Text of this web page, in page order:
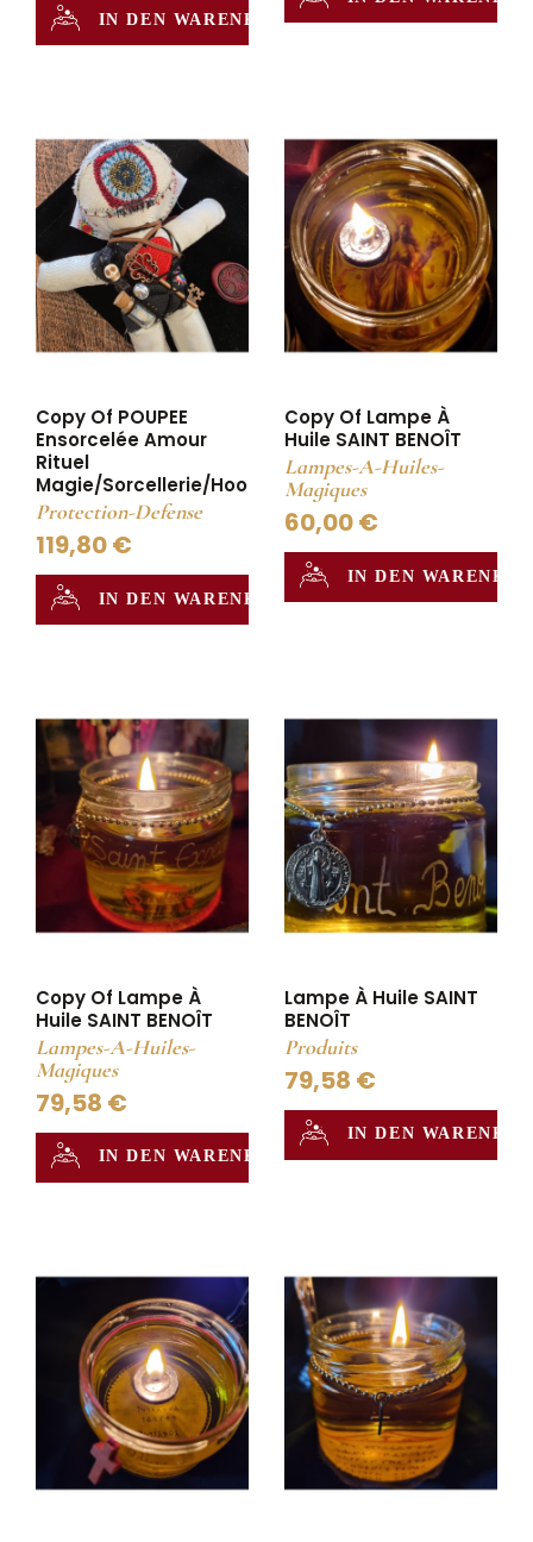
IN DEN WARENKORB
Copy Of POUPEE
Ensorcelée Amour
Rituel
Magie/sorcellerie/hoodoo
Protection-Defense
119,80 €
IN DEN WARENKORB
Copy Of Lampe À
Huile SAINT BENOÎT
Lampes-A-Huiles-
Magiques
60,00 €
IN DEN
Copy Of Lampe À
Huile SAINT BENOÎT
Lampes-A-Huiles-
Magiques
79,58 €
IN DEN WARENKORB
Lampe À Huile SAINT
BENOÎT
Produits
79,58 €
IN DEN